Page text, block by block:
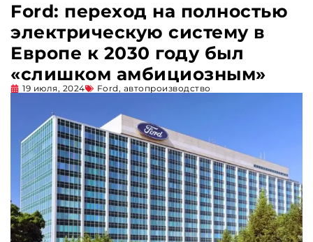
Ford: переход на полностью
электрическую систему в
Европе к 2030 году был
«слишком амбициозным»
19 июля, 2024 Ford, автопроизводство